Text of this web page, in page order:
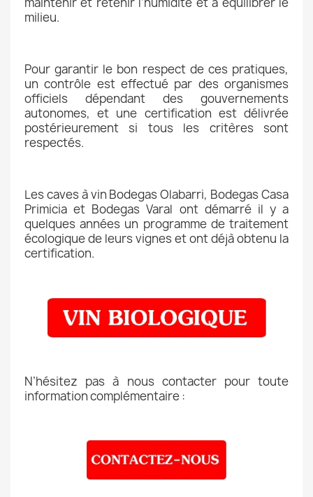
milieu.
Pour garantir le bon respect de ces pratiques,
un contrôle est effectué par des organismes
officiels dépendant des gouvernements
autonomes, et une certification est délivrée
postérieurement si tous les critères sont
respectés.
Les caves à vin Bodegas Olabarri, Bodegas Casa
Primicia et Bodegas Varal ont démarré il y a
quelques années un programme de traitement
écologique de leurs vignes et ont déjà obtenu la
certification.
N’hésitez pas à nous contacter pour toute
information complémentaire :